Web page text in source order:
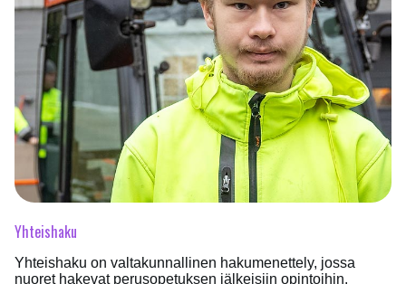
Yhteishaku
Yhteishaku on valtakunnallinen hakumenettely, jossa
nuoret hakevat perusopetuksen jälkeisiin opintoihin.